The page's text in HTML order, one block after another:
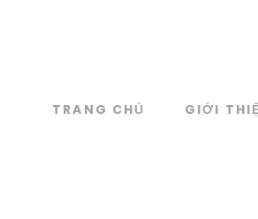
TRANG CHỦ GIỚI